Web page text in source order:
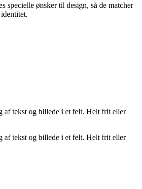
specielle ønsker til design, så de matcher
af tekst og billede i et felt. Helt frit eller
af tekst og billede i et felt. Helt frit eller